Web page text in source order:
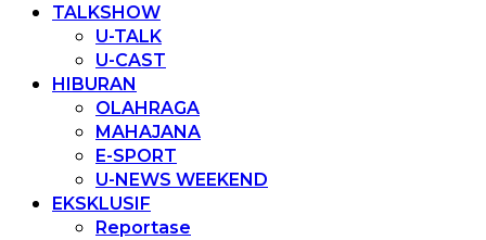
TALKSHOW
U-TALK
U-CAST
HIBURAN
OLAHRAGA
MAHAJANA
E-SPORT
U-NEWS WEEKEND
EKSKLUSIF
Reportase